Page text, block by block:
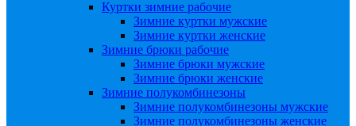
Куртки зимние рабочие
Зимние куртки мужские
Зимние куртки женские
Зимние брюки рабочие
Зимние брюки мужские
Зимние брюки женские
Зимние полукомбинезоны
Зимние полукомбинезоны мужские
Зимние полукомбинезоны женские